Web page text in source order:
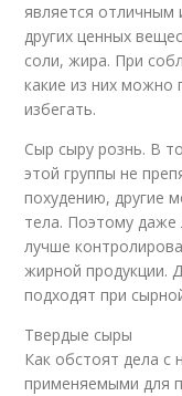
является отличным
других ценных
соли, жира. При
какие из них можно
избегать.
Сыр сыру рознь. В
этой группы не
похудению, другие
тела. Поэтому
лучше
жирной продукции.
подходят при
Твердые сыры
Как обстоят дела с
применяемыми для